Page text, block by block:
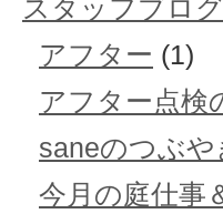
スタッフブログ
アフター (1)
アフター点検
saneのつぶや
今月の庭仕事